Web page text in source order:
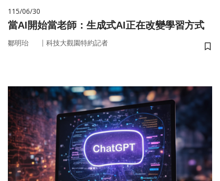
115/06/30
當AI開始當老師：生成式AI正在改變學習方式
鄒明珆 ｜ 科技大觀園特約記者
儲